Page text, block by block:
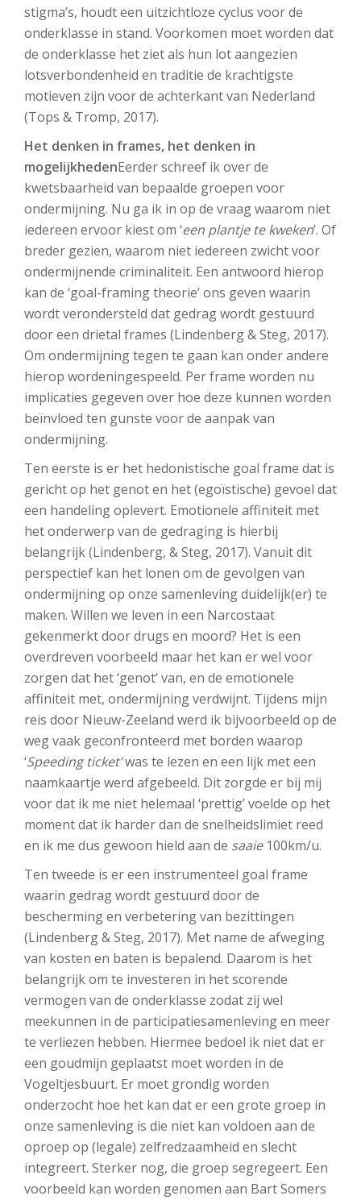
stigma’s, houdt een uitzichtloze cyclus voor de
onderklasse in stand. Voorkomen moet worden dat
de onderklasse het ziet als hun lot aangezien
lotsverbondenheid en traditie de krachtigste
motieven zijn voor de achterkant van Nederland
(Tops & Tromp, 2017).
Het denken in frames, het denken in
mogelijkhedenEerder schreef ik over de
kwetsbaarheid van bepaalde groepen voor
ondermijning. Nu ga ik in op de vraag waarom niet
iedereen ervoor kiest om ‘een plantje te kweken’. Of
breder gezien, waarom niet iedereen zwicht voor
ondermijnende criminaliteit. Een antwoord hierop
kan de ‘goal-framing theorie’ ons geven waarin
wordt verondersteld dat gedrag wordt gestuurd
door een drietal frames (Lindenberg & Steg, 2017).
Om ondermijning tegen te gaan kan onder andere
hierop wordeningespeeld. Per frame worden nu
implicaties gegeven over hoe deze kunnen worden
beïnvloed ten gunste voor de aanpak van
ondermijning.
Ten eerste is er het hedonistische goal frame dat is
gericht op het genot en het (egoïstische) gevoel dat
een handeling oplevert. Emotionele affiniteit met
het onderwerp van de gedraging is hierbij
belangrijk (Lindenberg, & Steg, 2017). Vanuit dit
perspectief kan het lonen om de gevolgen van
ondermijning op onze samenleving duidelijk(er) te
maken. Willen we leven in een Narcostaat
gekenmerkt door drugs en moord? Het is een
overdreven voorbeeld maar het kan er wel voor
zorgen dat het ‘genot’ van, en de emotionele
affiniteit met, ondermijning verdwijnt. Tijdens mijn
reis door Nieuw-Zeeland werd ik bijvoorbeeld op de
weg vaak geconfronteerd met borden waarop
‘Speeding ticket’was te lezen en een lijk met een
naamkaartje werd afgebeeld. Dit zorgde er bij mij
voor dat ik me niet helemaal ‘prettig’ voelde op het
moment dat ik harder dan de snelheidslimiet reed
en ik me dus gewoon hield aan de saaie100km/u.
Ten tweede is er een instrumenteel goal frame
waarin gedrag wordt gestuurd door de
bescherming en verbetering van bezittingen
(Lindenberg & Steg, 2017). Met name de afweging
van kosten en baten is bepalend. Daarom is het
belangrijk om te investeren in het scorende
vermogen van de onderklasse zodat zij wel
meekunnen in de participatiesamenleving en meer
te verliezen hebben. Hiermee bedoel ik niet dat er
een goudmijn geplaatst moet worden in de
Vogeltjesbuurt. Er moet grondig worden
onderzocht hoe het kan dat er een grote groep in
onze samenleving is die niet kan voldoen aan de
oproep op (legale) zelfredzaamheid en slecht
integreert. Sterker nog, die groep segregeert. Een
voorbeeld kan worden genomen aan Bart Somers